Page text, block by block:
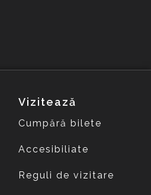
Vizitează
Cumpără bilete
Accesibiliate
Reguli de vizitare